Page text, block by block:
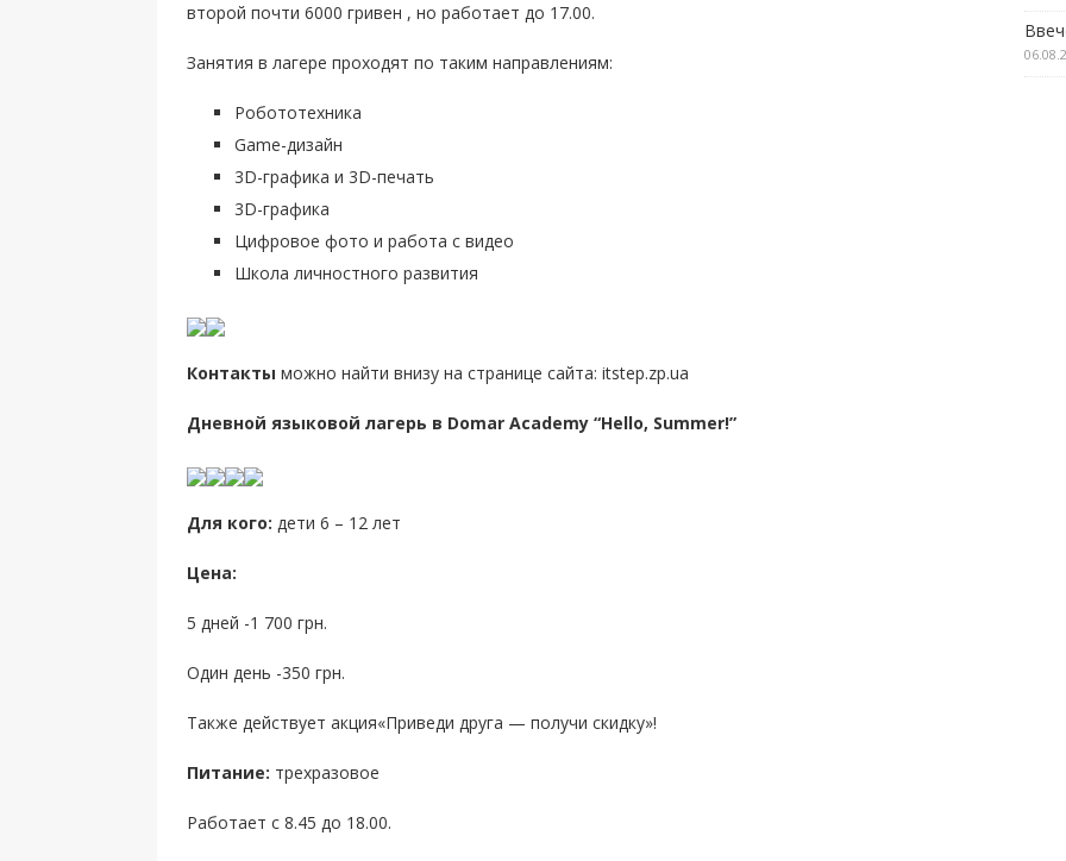
второй почти 6000 гривен , но работает до 17.00.
Занятия в лагере проходят по таким направлениям:
Робототехника
Game-дизайн
3D-графика и 3D-печать
3D-графика
Цифровое фото и работа с видео
Школа личностного развития
Контакты можно найти внизу на странице сайта: itstep.zp.ua
Дневной языковой лагерь в Domar Academy “Hello, Summer!”
Для кого: дети 6 – 12 лет
Цена:
5 дней -1 700 грн.
Один день -350 грн.
Также действует акция«Приведи друга — получи скидку»!
Питание: трехразовое
Работает с 8.45 до 18.00.